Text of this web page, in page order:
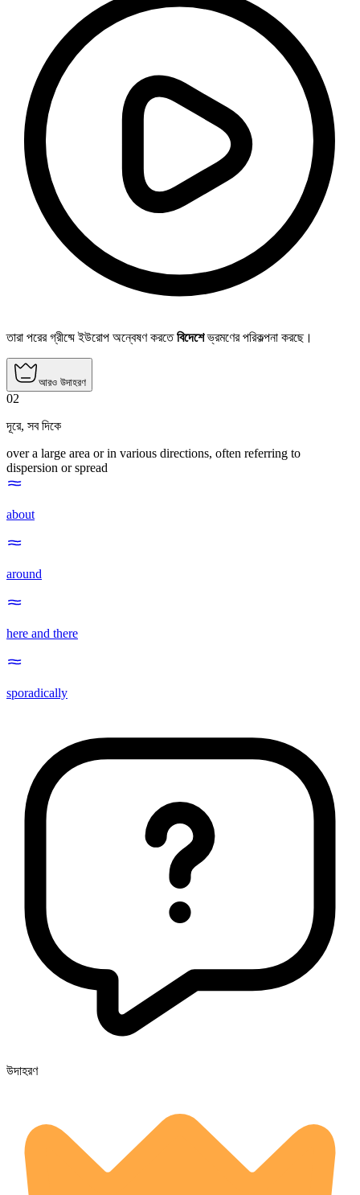
তারা পরের গ্রীষ্মে ইউরোপ অন্বেষণ করতেবিদেশেভ্রমণের পরিকল্পনা করছে।
আরও উদাহরণ
02
দূরে, সব দিকে
over a large area or in various directions, often referring to
dispersion or spread
about
around
here and there
sporadically
উদাহরণ